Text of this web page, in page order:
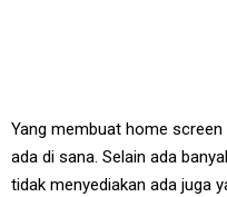
Yang membuat home
ada di sana. Selain ada
tidak menyediakan ada juga